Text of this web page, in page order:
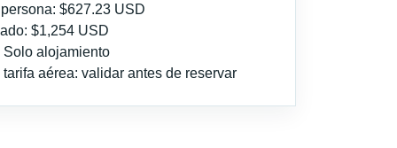
$627.23 USD
$1,254 USD
Solo alojamiento
aérea: validar antes de reservar